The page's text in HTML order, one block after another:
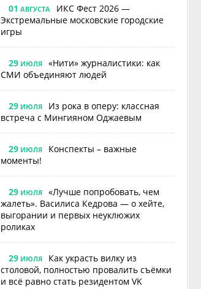
01 АВГУСТА
ИКС Фест 2026 —
Экстремальные московские городские
игры
29ИЮЛЯ
«Нити» журналистики: как
СМИ объединяют людей
29ИЮЛЯ
Из рока в оперу: классная
встреча с Мингияном Оджаевым
29ИЮЛЯ
Конспекты – важные
моменты!
29ИЮЛЯ
«Лучше попробовать, чем
жалеть». Василиса Кедрова — о хейте,
выгорании и первых неуклюжих
роликах
29ИЮЛЯ
Как украсть вилку из
столовой, полностью провалить съёмки
и всё равно стать резидентом VK